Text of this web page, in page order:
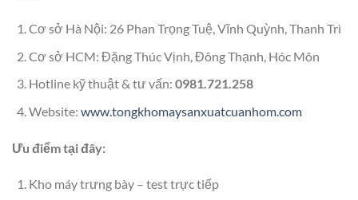
Cơ sở Hà Nội: 26 Phan Trọng Tuệ, Vĩnh Quỳnh, Thanh Trì
Cơ sở HCM: Đặng Thúc Vịnh, Đông Thạnh, Hóc Môn
Hotline kỹ thuật & tư vấn: 0981.721.258
Website: www.tongkhomaysanxuatcuanhom.com
Ưu điểm tại đây:
Kho máy trưng bày – test trực tiếp